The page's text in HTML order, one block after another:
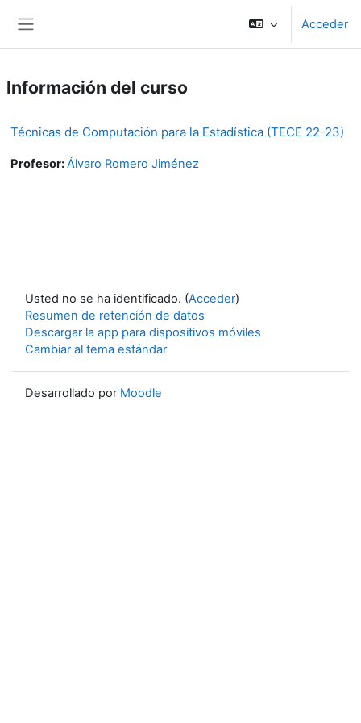
Acceder
Información del curso
Técnicas de Computación para la Estadística (TECE 22-23)
Profesor:Álvaro Romero Jiménez
Usted no se ha identificado. (Acceder)
Resumen de retención de datos
Descargar la app para dispositivos móviles
Cambiar al tema estándar
Desarrollado por Moodle